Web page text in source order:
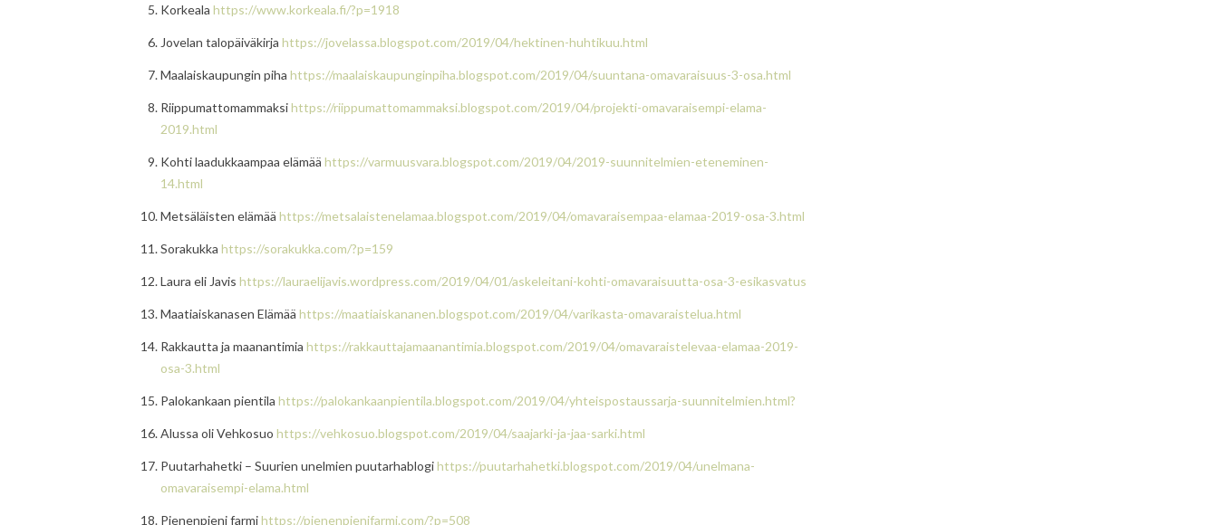
Korkeala https://www.korkeala.fi/?p=1918
Jovelan talopäiväkirja https://jovelassa.blogspot.com/2019/04/hektinen-huhtikuu.html
Maalaiskaupungin piha https://maalaiskaupunginpiha.blogspot.com/2019/04/suuntana-omavaraisuus-3-osa.html
Riippumattomammaksihttps://riippumattomammaksi.blogspot.com/2019/04/projekti-omavaraisempi-elama-
2019.html
Kohti laadukkaampaa elämää https://varmuusvara.blogspot.com/2019/04/2019-suunnitelmien-eteneminen-
14.html
Metsäläisten elämää https://metsalaistenelamaa.blogspot.com/2019/04/omavaraisempaa-elamaa-2019-osa-3.html
Sorakukka https://sorakukka.com/?p=159
Laura eli Javis https://lauraelijavis.wordpress.com/2019/04/01/askeleitani-kohti-omavaraisuutta-osa-3-esikasvatus
Maatiaiskanasen Elämää https://maatiaiskananen.blogspot.com/2019/04/varikasta-omavaraistelua.html
Rakkautta ja maanantimia https://rakkauttajamaanantimia.blogspot.com/2019/04/omavaraistelevaa-elamaa-2019-
osa-3.html
Palokankaan pientila https://palokankaanpientila.blogspot.com/2019/04/yhteispostaussarja-suunnitelmien.html?
Alussa oli Vehkosuo https://vehkosuo.blogspot.com/2019/04/saajarki-ja-jaa-sarki.html
Puutarhahetki – Suurien unelmien puutarhablogihttps://puutarhahetki.blogspot.com/2019/04/unelmana-
omavaraisempi-elama.html
Pienenpieni farmihttps://pienenpienifarmi.com/?p=508